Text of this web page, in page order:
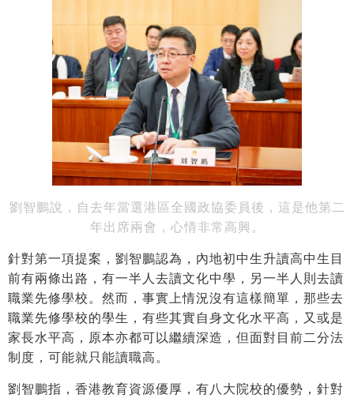
劉智鵬說，自去年當選港區全國政協委員後，這是他第二
年出席兩會，心情非常高興。
針對第一項提案，劉智鵬認為，內地初中生升讀高中生目
前有兩條出路，有一半人去讀文化中學，另一半人則去讀
職業先修學校。然而，事實上情況沒有這樣簡單，那些去
職業先修學校的學生，有些其實自身文化水平高，又或是
家長水平高，原本亦都可以繼續深造，但面對目前二分法
制度，可能就只能讀職高。
劉智鵬指，香港教育資源優厚，有八大院校的優勢，針對